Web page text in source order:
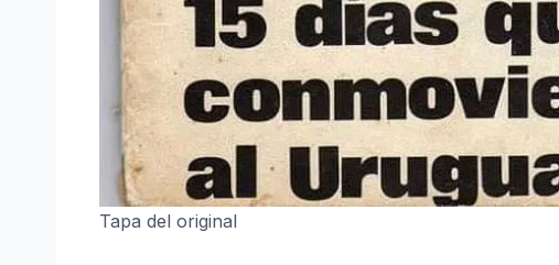
Tapa del original